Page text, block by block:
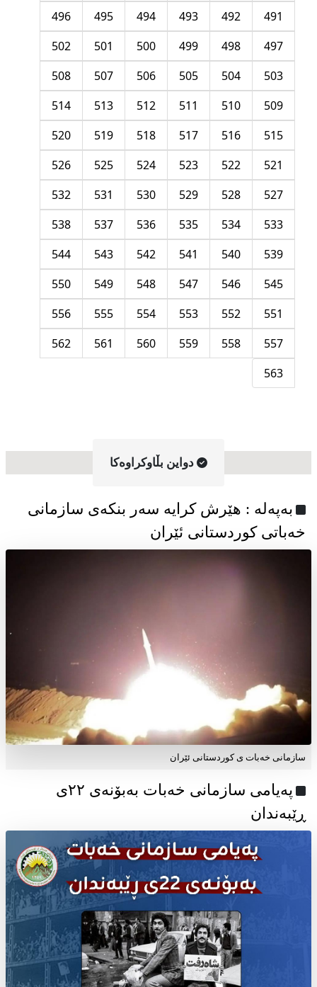
491
492
493
494
495
496
497
498
499
500
501
502
503
504
505
506
507
508
509
510
511
512
513
514
515
516
517
518
519
520
521
522
523
524
525
526
527
528
529
530
531
532
533
534
535
536
537
538
539
540
541
542
543
544
545
546
547
548
549
550
551
552
553
554
555
556
557
558
559
560
561
562
563
دواین بڵاوکراوه‌کا
به‌په‌له‌ : هێرش کرایە سەر بنکەی سازمانی
خەباتی کوردستانی ئێران
سازمانی خەبات ی کوردستانی ئێران
پەیامی سازمانی خەبات بەبۆنەی ۲۲ی
ڕێبەندان